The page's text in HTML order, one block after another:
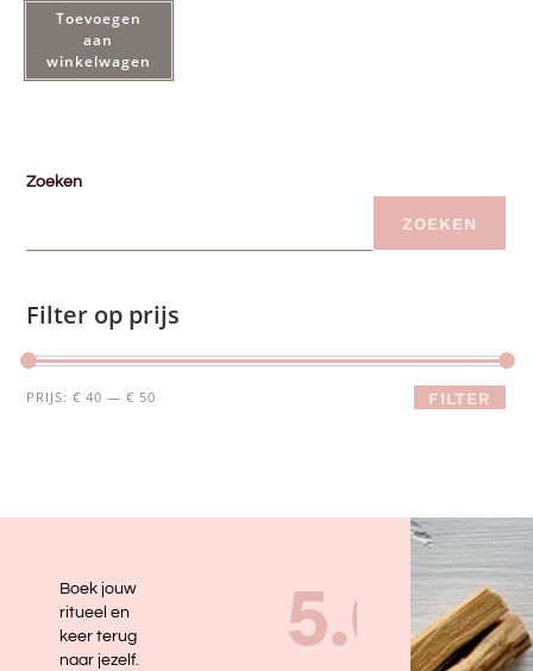
Toevoegen
aan
winkelwagen
Zoeken
ZOEKEN
Filter op prijs
FILTER
PRIJS:€ 40 —€ 50
Boek jouw
ritueel en
keer terug
naar jezelf.